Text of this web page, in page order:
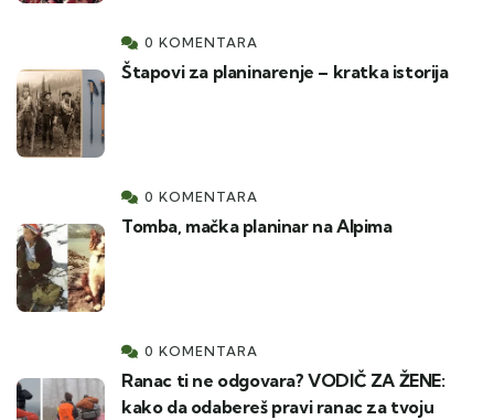
0 KOMENTARA
Štapovi za planinarenje – kratka istorija
0 KOMENTARA
Tomba, mačka planinar na Alpima
0 KOMENTARA
Ranac ti ne odgovara? VODIČ ZA ŽENE:
kako da odabereš pravi ranac za tvoju